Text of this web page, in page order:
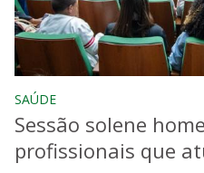
SAÚDE
Sessão solene
profissionais que